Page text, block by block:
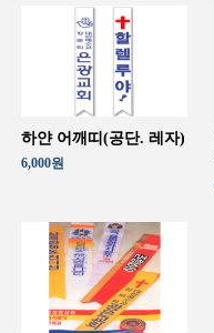
하얀 어깨띠(공단. 레자)
6,000원